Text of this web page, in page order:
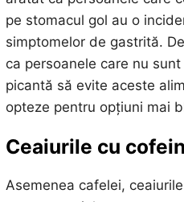
pe stomacul gol au o
simptomelor de gastrită.
ca persoanele care nu
picantă să evite aceste
opteze pentru opțiuni mai
Ceaiurile cu
Asemenea cafelei,